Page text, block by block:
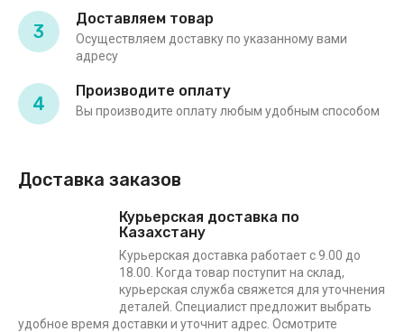
3
Доставляем товар
Осуществляем доставку по указанному вами
адресу
4
Производите оплату
Вы производите оплату любым удобным способом
Доставка заказов
Курьерская доставка по
Казахстану
Курьерская доставка работает с 9.00 до
18.00. Когда товар поступит на склад,
курьерская служба свяжется для уточнения
деталей. Специалист предложит выбрать
удобное время доставки и уточнит адрес. Осмотрите